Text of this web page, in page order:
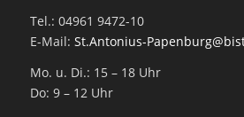
Tel.: 04961 9472-10
E-Mail: St.Antonius-
Mo. u. Di.: 15 – 18 Uhr
Do: 9 – 12 Uhr